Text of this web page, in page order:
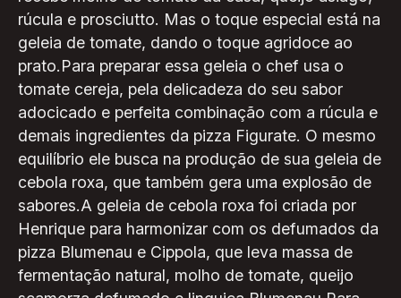
rúcula e prosciutto. Mas o toque especial está na
geleia de tomate, dando o toque agridoce ao
prato.Para preparar essa geleia o chef usa o
tomate cereja, pela delicadeza do seu sabor
adocicado e perfeita combinação com a rúcula e
demais ingredientes da pizza Figurate. O mesmo
equilíbrio ele busca na produção de sua geleia de
cebola roxa, que também gera uma explosão de
sabores.A geleia de cebola roxa foi criada por
Henrique para harmonizar com os defumados da
pizza Blumenau e Cippola, que leva massa de
fermentação natural, molho de tomate, queijo